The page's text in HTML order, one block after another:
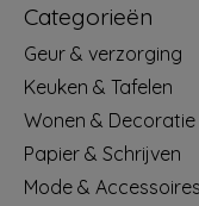
Categorieën
Geur & verzorging
Keuken & Tafelen
Wonen & Decoratie
Papier & Schrijven
Mode & Accessoires